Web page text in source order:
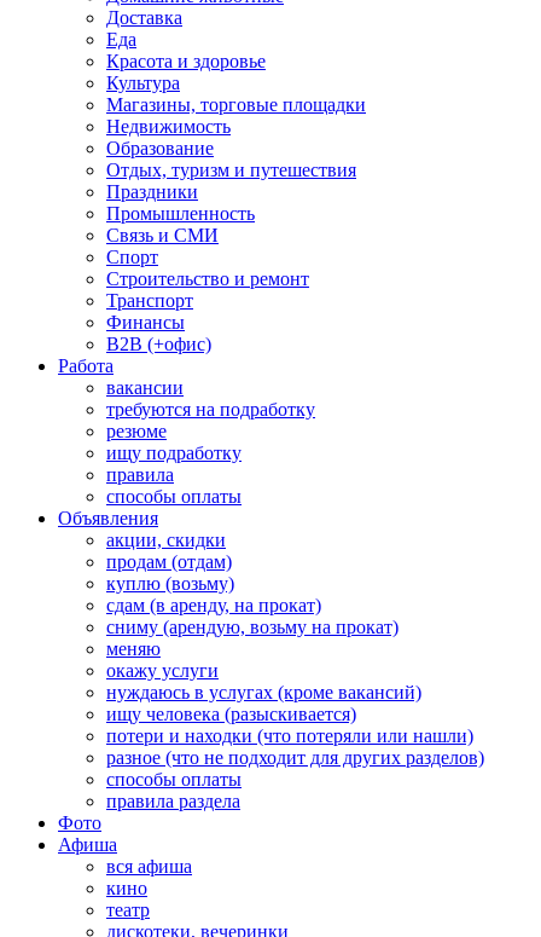
Доставка
Еда
Красота и здоровье
Культура
Магазины, торговые площадки
Недвижимость
Образование
Отдых, туризм и путешествия
Праздники
Промышленность
Связь и СМИ
Спорт
Строительство и ремонт
Транспорт
Финансы
B2B (+офис)
Работа
вакансии
требуются на подработку
резюме
ищу подработку
правила
способы оплаты
Объявления
акции, скидки
продам (отдам)
куплю (возьму)
сдам (в аренду, на прокат)
сниму (арендую, возьму на прокат)
меняю
окажу услуги
нуждаюсь в услугах (кроме вакансий)
ищу человека (разыскивается)
потери и находки (что потеряли или нашли)
разное (что не подходит для других разделов)
способы оплаты
правила раздела
Фото
Афиша
вся афиша
кино
театр
дискотеки, вечеринки